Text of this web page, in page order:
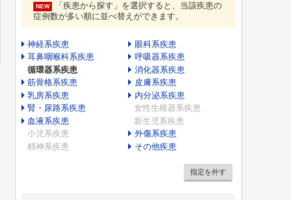
NEW
「疾患から探す」を選択すると、当該疾患の
症例数が多い順に並べ替えができます。
神経系疾患
眼科系疾患
耳鼻咽喉科系疾患
呼吸器系疾患
循環器系疾患
消化器系疾患
筋骨格系疾患
皮膚系疾患
乳房系疾患
内分泌系疾患
腎・尿路系疾患
女性生殖器系疾患
血液系疾患
新生児系疾患
小児系疾患
外傷系疾患
精神系疾患
その他疾患
指定を外す